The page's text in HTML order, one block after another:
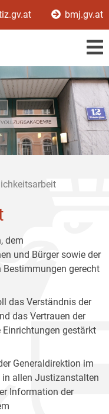
bmj.gv.at
dem
und Bürger sowie der
Bestimmungen gerecht
das Verständnis der
das Vertrauen der
gestärkt
Generaldirektion im
allen Justizanstalten
Information der